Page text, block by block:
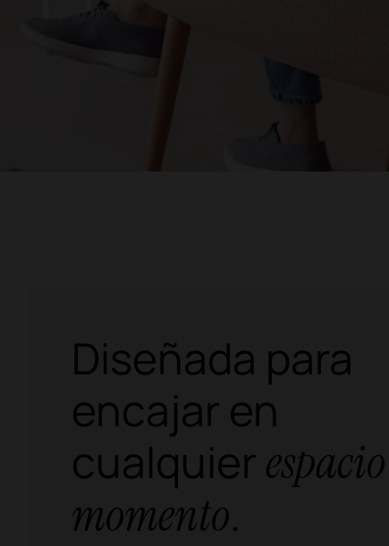
Diseñada para
encajar en
cualquierespacio
momento.